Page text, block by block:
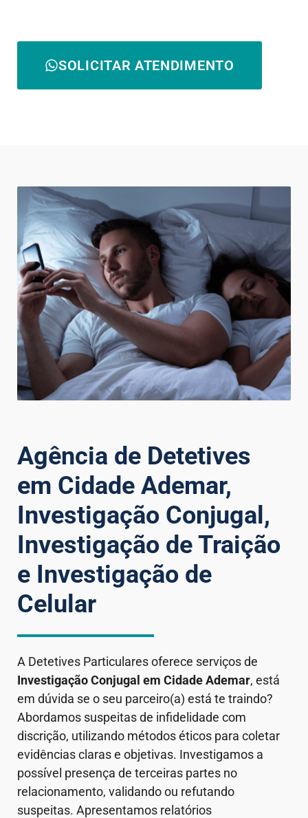
SOLICITAR ATENDIMENTO
Agência de Detetives
em Cidade Ademar,
Investigação Conjugal,
Investigação de Traição
e Investigação de
Celular
A Detetives Particulares oferece serviços de
Investigação Conjugal em Cidade Ademar, está
em dúvida se o seu parceiro(a) está te traindo?
Abordamos suspeitas de infidelidade com
discrição, utilizando métodos éticos para coletar
evidências claras e objetivas. Investigamos a
possível presença de terceiras partes no
relacionamento, validando ou refutando
suspeitas. Apresentamos relatórios